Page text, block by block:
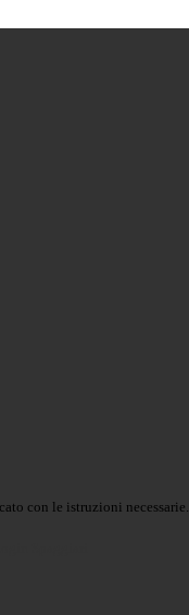
con le istruzioni necessarie.